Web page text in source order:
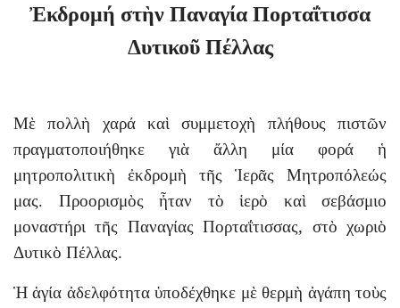
Ἐκδρομή στὴν Παναγία Πορταΐτισσα
Δυτικοῦ Πέλλας
Μὲ πολλὴ χαρά καὶ συμμετοχὴ πλήθους πιστῶν
πραγματοποιήθηκε γιὰ ἄλλη μία φορά ἡ
μητροπολιτικὴ ἐκδρομὴ τῆς Ἱερᾶς Μητροπόλεώς
μας. Προορισμὸς ἦταν τὸ ἱερὸ καὶ σεβάσμιο
μοναστήρι τῆς Παναγίας Πορταΐτισσας, στὸ χωριὸ
Δυτικὸ Πέλλας.
Ἡ ἁγία ἀδελφότητα ὑποδέχθηκε μὲ θερμὴ ἀγάπη τοὺς